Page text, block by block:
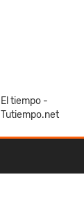
El tiempo -
Tutiempo.net